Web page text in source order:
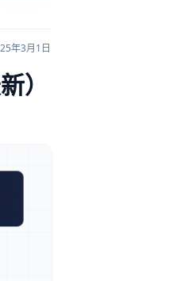
年3月1日
）